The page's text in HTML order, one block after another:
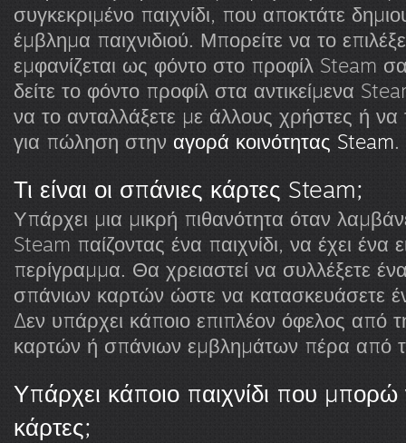
συγκεκριμένο παιχνίδι, που αποκτάτε
έμβλημα παιχνιδιού. Μπορείτε να το
εμφανίζεται ως φόντο στο προφίλ Steam
δείτε το φόντο προφίλ στα αντικείμενα
να το ανταλλάξετε με άλλους χρήστες ή
για πώληση στην αγορά κοινότητας Steam.
Τι είναι οι σπάνιες κάρτες Steam;
Υπάρχει μια μικρή πιθανότητα όταν
Steam παίζοντας ένα παιχνίδι, να έχει ένα
περίγραμμα. Θα χρειαστεί να συλλέξετε
σπάνιων καρτών ώστε να κατασκευάσετε
Δεν υπάρχει κάποιο επιπλέον όφελος από
καρτών ή σπάνιων εμβλημάτων πέρα από
Υπάρχει κάποιο παιχνίδι που μπορώ
κάρτες;